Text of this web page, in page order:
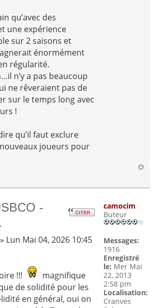
qu’avec des
une expérience
sur 2 saisons et
énormément
régularité.
n’y a pas beaucoup
ne rêveraient pas de
sur le temps long avec
!
qu’il faut exclure
joueurs pour
-
» Lun Mai 04, 2026 10:45
!!!
magnifique
de solidité pour les
en général, oui on
camocim
Buteur
Messages:
1916
Enregistré
le: Mer Mai
22, 2013
2:58 pm
Localisation:
Cranves